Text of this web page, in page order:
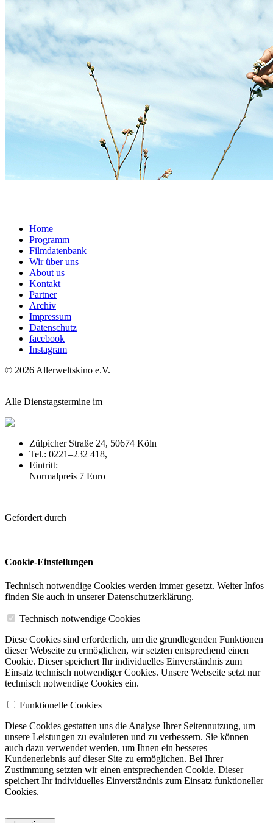
Home
Programm
Filmdatenbank
Wir über uns
About us
Kontakt
Partner
Archiv
Impressum
Datenschutz
facebook
Instagram
© 2026 Allerweltskino e.V.
Alle Dienstagstermine im
Zülpicher Straße 24, 50674 Köln
Tel.: 0221–232 418,
Eintritt:
Normalpreis 7 Euro
Gefördert durch
Cookie-Einstellungen
Technisch notwendige Cookies werden immer gesetzt. Weiter Infos
finden Sie auch in unserer Datenschutzerklärung.
Technisch notwendige Cookies
Diese Cookies sind erforderlich, um die grundlegenden Funktionen
dieser Webseite zu ermöglichen, wir setzten entsprechend einen
Cookie. Dieser speichert Ihr individuelles Einverständnis zum
Einsatz technisch notwendiger Cookies. Unsere Webseite setzt nur
technisch notwendige Cookies ein.
Funktionelle Cookies
Diese Cookies gestatten uns die Analyse Ihrer Seitennutzung, um
unsere Leistungen zu evaluieren und zu verbessern. Sie können
auch dazu verwendet werden, um Ihnen ein besseres
Kundenerlebnis auf dieser Site zu ermöglichen. Bei Ihrer
Zustimmung setzten wir einen entsprechenden Cookie. Dieser
speichert Ihr individuelles Einverständnis zum Einsatz funktioneller
Cookies.